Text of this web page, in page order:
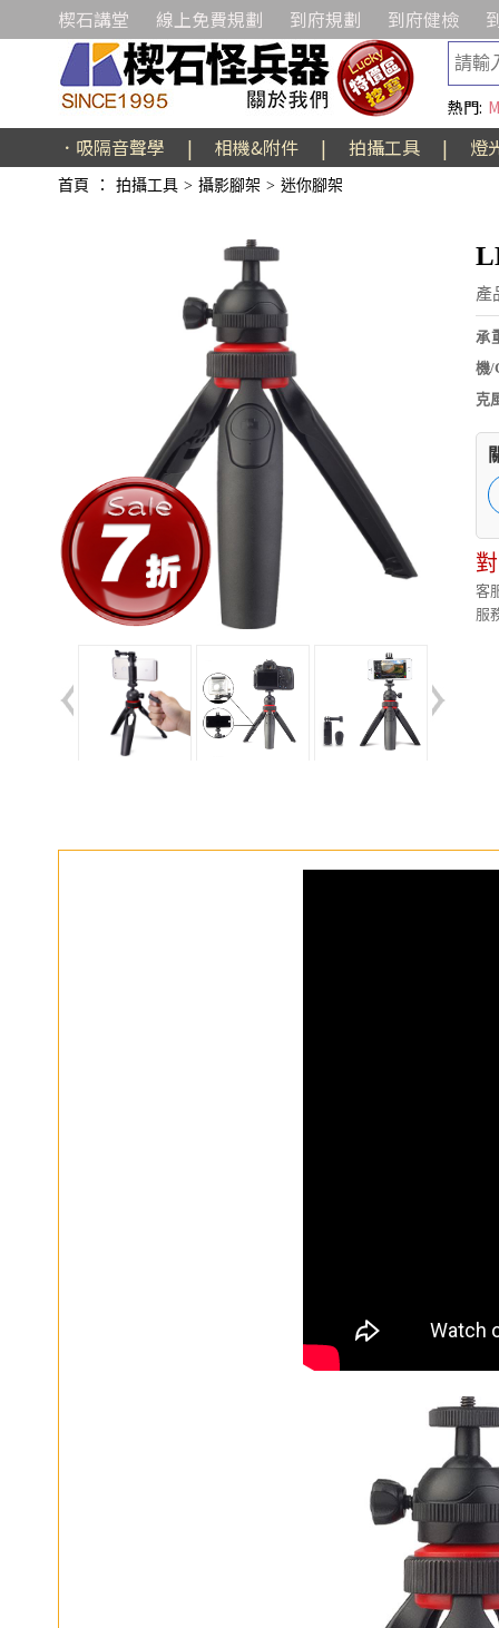
楔石講堂 線上免費規劃 到府規劃 到府健檢
熱門:
．吸隔音聲學 | 相機&附件 | 拍攝工具 | 燈
首頁 ： 拍攝工具 > 攝影腳架 > 迷你腳架
產
承
機/
克
客
服